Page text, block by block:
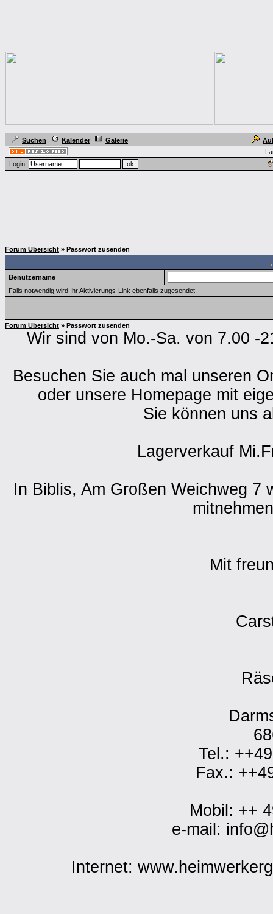
Suchen Kalender Galerie
Login:
Forum Übersicht » Passwort zusenden
Benutzername
Falls notwendig wird Ihr Aktivierungs-Link ebenfalls zugesendet.
Forum Übersicht » Passwort zusenden
Wir sind von Mo.-Sa. von 7.00 -
Besuchen Sie auch mal unseren
oder unsere Homepage mit
Sie können uns
Lagerverkauf
In Biblis, Am Großen Weichweg 7
Mit
Tel.:
Fax.:
Mobil: ++
e-mail:
Internet: